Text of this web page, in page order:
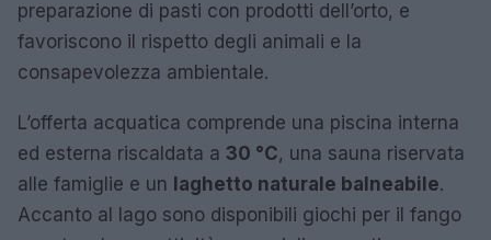
preparazione di pasti con prodotti dell’orto, e
favoriscono il rispetto degli animali e la
consapevolezza ambientale.
L’offerta acquatica comprende una piscina interna
ed esterna riscaldata a 30 °C, una sauna riservata
alle famiglie e un laghetto naturale balneabile.
Accanto al lago sono disponibili giochi per il fango